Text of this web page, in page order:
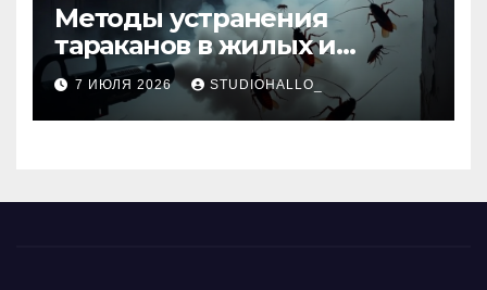
Методы устранения
тараканов в жилых и
нежилых помещениях
7 ИЮЛЯ 2026 STUDIOHALLO_